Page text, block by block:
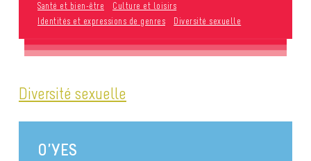
Santé et bien-être
Culture et loisirs
Identités et expressions de genres
Diversité sexuelle
Diversité sexuelle
O’YES